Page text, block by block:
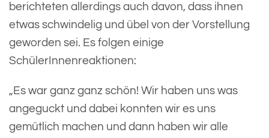
berichteten allerdings auch davon, dass ihnen
etwas schwindelig und übel von der Vorstellung
geworden sei. Es folgen einige
SchülerInnenreaktionen:
„Es war ganz ganz schön! Wir haben uns was
angeguckt und dabei konnten wir es uns
gemütlich machen und dann haben wir alle